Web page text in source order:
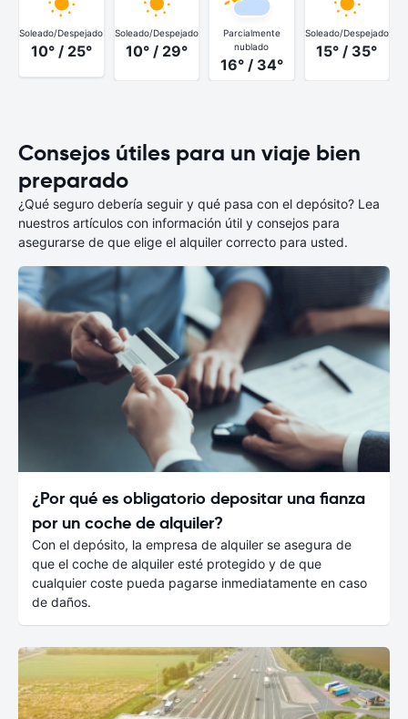
Soleado/Despejado
10° / 25°
Soleado/Despejado
10° / 29°
Parcialmente
nublado
16° / 34°
Soleado/Despejado
15° / 35°
Consejos útiles para un viaje bien
preparado
¿Qué seguro debería seguir y qué pasa con el depósito? Lea
nuestros artículos con información útil y consejos para
asegurarse de que elige el alquiler correcto para usted.
¿Por qué es obligatorio depositar una fianza
por un coche de alquiler?
Con el depósito, la empresa de alquiler se asegura de
que el coche de alquiler esté protegido y de que
cualquier coste pueda pagarse inmediatamente en caso
de daños.